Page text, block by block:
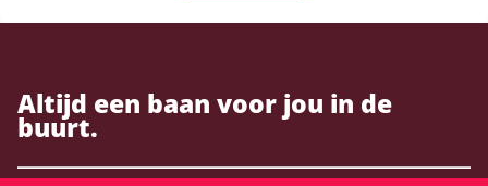
Altijd een baan voor jou in de
buurt.